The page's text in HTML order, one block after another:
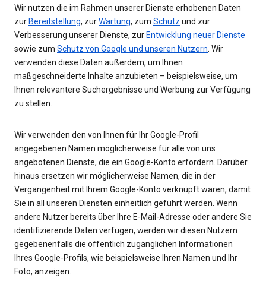
Wir nutzen die im Rahmen unserer Dienste erhobenen Daten
zur Bereitstellung, zurWartung, zum Schutz und zur
Verbesserung unserer Dienste, zur Entwicklung neuer Dienste
sowie zum Schutz von Google und unseren Nutzern. Wir
verwenden diese Daten außerdem, um Ihnen
maßgeschneiderte Inhalte anzubieten – beispielsweise, um
Ihnen relevantere Suchergebnisse und Werbung zur Verfügung
zu stellen.
Wir verwenden den von Ihnen für Ihr Google-Profil
angegebenen Namen möglicherweise für alle von uns
angebotenen Dienste, die ein Google-Konto erfordern. Darüber
hinaus ersetzen wir möglicherweise Namen, die in der
Vergangenheit mit Ihrem Google-Konto verknüpft waren, damit
Sie in all unseren Diensten einheitlich geführt werden. Wenn
andere Nutzer bereits über Ihre E-Mail-Adresse oder andere Sie
identifizierende Daten verfügen, werden wir diesen Nutzern
gegebenenfalls die öffentlich zugänglichen Informationen
Ihres Google-Profils, wie beispielsweise Ihren Namen und Ihr
Foto, anzeigen.